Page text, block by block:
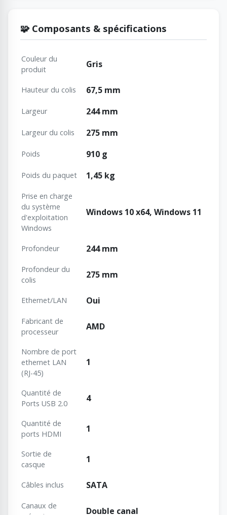
🧩 Composants & spécifications
Couleur du
produit
Gris
Hauteur du colis 67,5 mm
Largeur 244 mm
Largeur du colis 275 mm
Poids 910 g
Poids du paquet 1,45 kg
Prise en charge
du système
d'exploitation
Windows
Windows 10 x64, Windows 11
Profondeur 244 mm
Profondeur du
colis
275 mm
Ethernet/LAN Oui
Fabricant de
processeur
AMD
Nombre de port
ethernet LAN
(RJ-45)
1
Quantité de
Ports USB 2.0
4
Quantité de
ports HDMI
1
Sortie de
casque
1
Câbles inclus SATA
Canaux de
Double canal